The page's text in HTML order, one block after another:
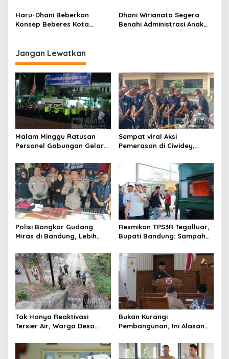
di Pilkada 2024
Ketahanan Pangan
Haru-Dhani Beberkan
Konsep Beberes Kota
Dhani Wirianata Segera
Benahi Administrasi Anak
Jangan Lewatkan
Malam Minggu Ratusan
Personel Gabungan Gelar
Besar Kabupaten Bandung
Sempat viral Aksi
Pemerasan di Ciwidey,
Pelaku
Polisi Bongkar Gudang
Miras di Bandung, Lebih
Resmikan TPS3R Tegalluar,
Bupati Bandung: Sampah
Pemerintah
Tak Hanya Reaktivasi
Tersier Air, Warga Desa
Alternatif di Padalarang
Bukan Kurangi
Pembangunan, Ini Alasan
Pengurangan Belanja
Daerah